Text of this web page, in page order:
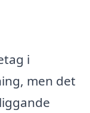
i
men det